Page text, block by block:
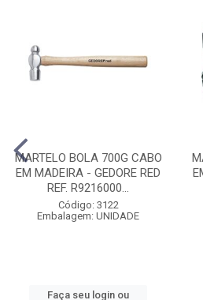
MARTELO BOLA 700G CABO
EM MADEIRA - GEDORE RED
REF. R9216000...
Código: 3122
Embalagem: UNIDADE
Faça seu login ou